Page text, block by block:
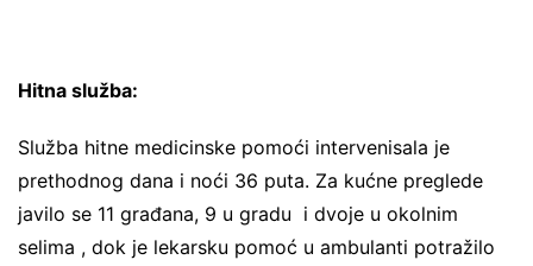
Hitna služba:
Služba hitne medicinske pomoći intervenisala je
prethodnog dana i noći 36 puta. Za kućne preglede
javilo se 11 građana, 9 u gradu i dvoje u okolnim
selima , dok je lekarsku pomoć u ambulanti potražilo